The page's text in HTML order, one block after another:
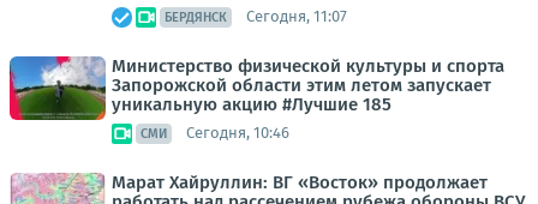
БЕРДЯНСК Сегодня, 11:07
Министерство физической культуры и спорта
Запорожской области этим летом запускает
уникальную акцию #Лучшие 185
СМИ Сегодня, 10:46
Марат Хайруллин: ВГ «Восток» продолжает